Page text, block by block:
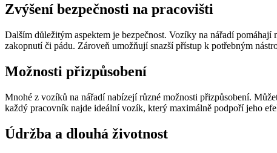
Zvýšení bezpečnosti na pracovišti
Dalším důležitým aspektem je bezpečnost. Vozíky na nářadí
zakopnutí či pádu. Zároveň umožňují snazší přístup k potřebným
Možnosti přizpůsobení
Mnohé z vozíků na nářadí nabízejí různé možnosti přizpůsobení.
každý pracovník najde ideální vozík, který maximálně podpoří jeho
Údržba a dlouhá životnost